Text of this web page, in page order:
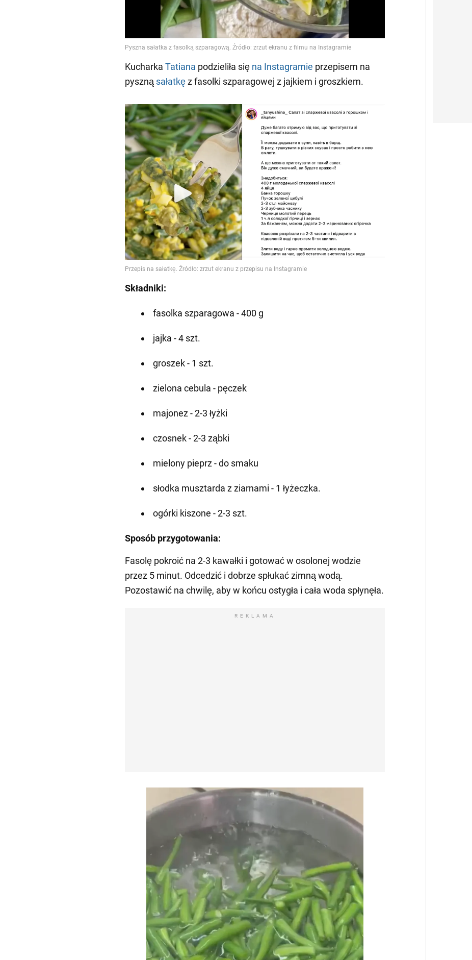
Kucharka Tatiana podzieliła się na Instagramie przepisem na
pyszną sałatkęz fasolki szparagowej z jajkiem i groszkiem.
Składniki:
fasolka szparagowa - 400 g
jajka - 4 szt.
groszek - 1 szt.
zielona cebula - pęczek
majonez - 2-3 łyżki
czosnek - 2-3 ząbki
mielony pieprz - do smaku
słodka musztarda z ziarnami - 1 łyżeczka.
ogórki kiszone - 2-3 szt.
Sposób przygotowania:
Fasolę pokroić na 2-3 kawałki i gotować w osolonej wodzie
przez 5 minut. Odcedzić i dobrze spłukać zimną wodą.
Pozostawić na chwilę, aby w końcu ostygła i cała woda spłynęła.
REKLAMA